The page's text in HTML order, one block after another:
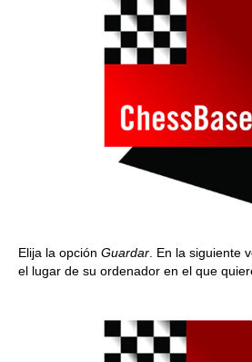
Elija la opción Guardar . En la siguiente
el lugar de su ordenador en el que